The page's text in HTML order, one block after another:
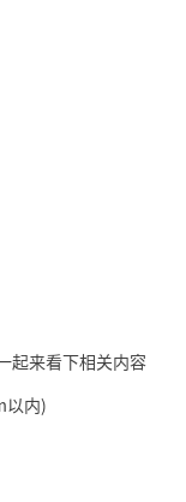
起来看下相关内容
以内)